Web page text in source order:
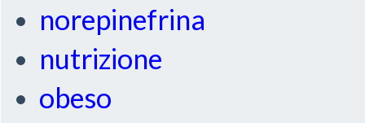
norepinefrina
nutrizione
obeso